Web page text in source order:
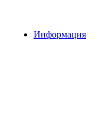
Информация